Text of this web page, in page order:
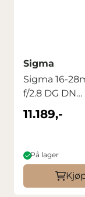
Sigma
Sigma 16-
f/2.8 DG DN
E/FE
11.189,-
På lager